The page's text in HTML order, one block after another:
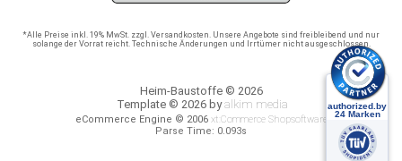
*Alle Preise inkl. 19% MwSt. zzgl. Versandkosten. Unsere Angebote sind freibleibend und nur
solange der Vorrat reicht. Technische Änderungen und Irrtümer nicht ausgeschlossen.
Heim-Baustoffe © 2026
Template © 2026 byalkim media
eCommerce Engine © 2006 xt:Commerce Shopsoftware
Parse Time: 0.093s